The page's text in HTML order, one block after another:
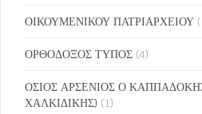
ΟΙΚΟΥΜΕΝΙΚΟΥ ΠΑΤΡΙΑΡΧΕΙΟΥ
ΟΡΘΟΔΟΞΟΣ ΤΥΠΟΣ (4)
ΟΣΙΟΣ ΑΡΣΕΝΙΟΣ Ο
ΧΑΛΚΙΔΙΚΗΣ) (1)